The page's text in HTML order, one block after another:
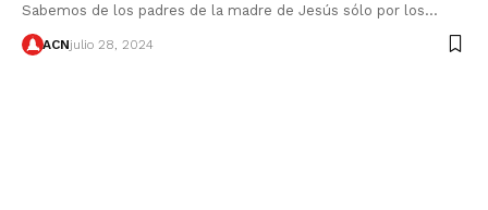
Sabemos de los padres de la madre de Jesús sólo por los…
ACNjulio 28, 2024